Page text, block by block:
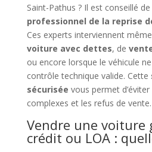
Saint-Pathus ? Il est conseillé de
professionnel de la reprise
Ces experts interviennent
voiture avec dettes, de
ou encore lorsque le véhicule
contrôle technique valide. Cette
sécurisée vous permet
complexes et les refus de vente.
Vendre une voiture
crédit ou LOA :